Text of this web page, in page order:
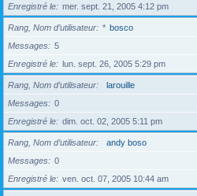
Enregistré le
mer. sept. 21, 2005 4:12 pm
Rang, Nom d’utilisateur * bosco
Messages
5
Enregistré le
lun. sept. 26, 2005 5:29 pm
Rang, Nom d’utilisateur
larouille
Messages
0
Enregistré le
dim. oct. 02, 2005 5:11 pm
Rang, Nom d’utilisateur
andy boso
Messages
0
Enregistré le
ven. oct. 07, 2005 10:44 am